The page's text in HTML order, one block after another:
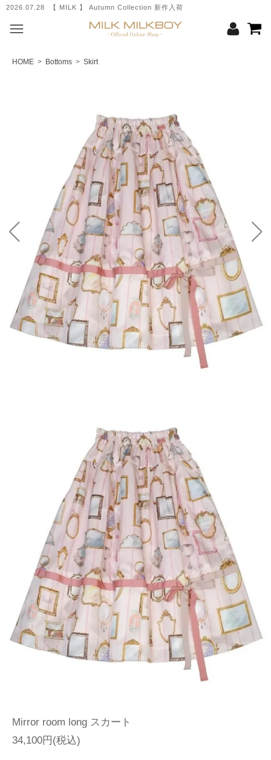
2026.07.28 【 MILK 】 Autumn Collection 新作入荷
HOME > Bottoms > Skirt
Mirror room long スカート
34,100円(税込)